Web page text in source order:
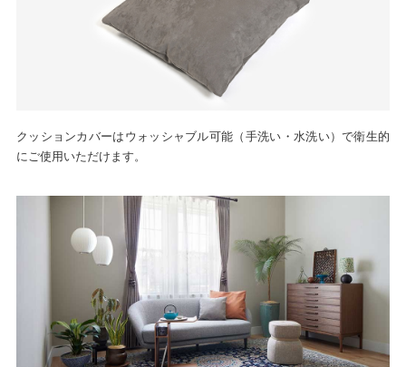
クッションカバーはウォッシャブル可能（手洗い・水洗い）で衛生的
にご使用いただけます。